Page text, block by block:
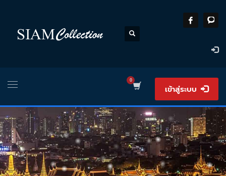
เข้าสู่ระบบ